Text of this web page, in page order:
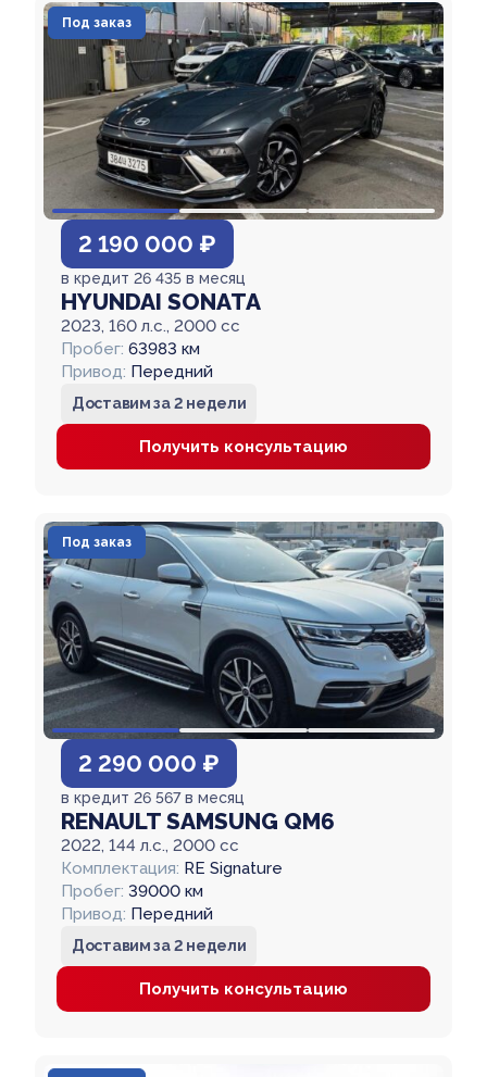
Под заказ
2 190 000 ₽
в кредит 26 435 в месяц
HYUNDAI SONATA
2023, 160 л.с., 2000 cc
Пробег: 63983 км
Привод: Передний
Доставим за 2 недели
Получить консультацию
Под заказ
2 290 000 ₽
в кредит 26 567 в месяц
RENAULT SAMSUNG QM6
2022, 144 л.с., 2000 cc
Комплектация: RE Signature
Пробег: 39000 км
Привод: Передний
Доставим за 2 недели
Получить консультацию